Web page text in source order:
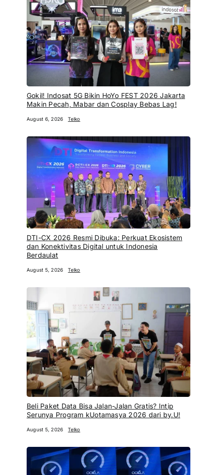
Gokil! Indosat 5G Bikin HoYo FEST 2026 Jakarta
Makin Pecah, Mabar dan Cosplay Bebas Lag!
August 6, 2026 Telko
DTI-CX 2026 Resmi Dibuka: Perkuat Ekosistem
dan Konektivitas Digital untuk Indonesia
Berdaulat
August 5, 2026 Telko
Beli Paket Data Bisa Jalan-Jalan Gratis? Intip
Serunya Program kUotamasya 2026 dari by.U!
August 5, 2026 Telko